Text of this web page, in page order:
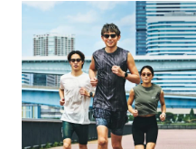
下を救う、脳のインナ
ーケアとは